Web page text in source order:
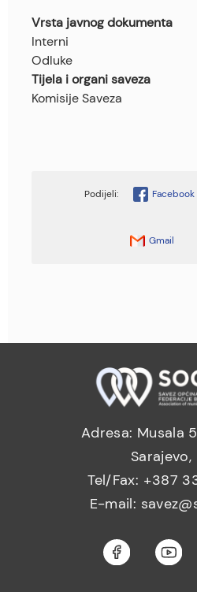
Vrsta javnog dokumenta
Interni
Odluke
Tijela i organi saveza
Komisije Saveza
Facebook
Gmail
Adresa: Musala
Sarajevo,
Tel/Fax: +387
E-mail: